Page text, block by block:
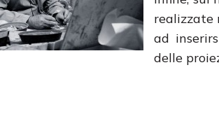
realizzate
ad
delle